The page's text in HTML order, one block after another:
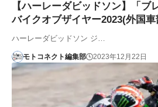
【ハーレーダビッドソン】「ブ
バイクオブザイヤー2023(外国
ハーレーダビッドソン ジ…
モトコネクト編集部 2023年12月22日